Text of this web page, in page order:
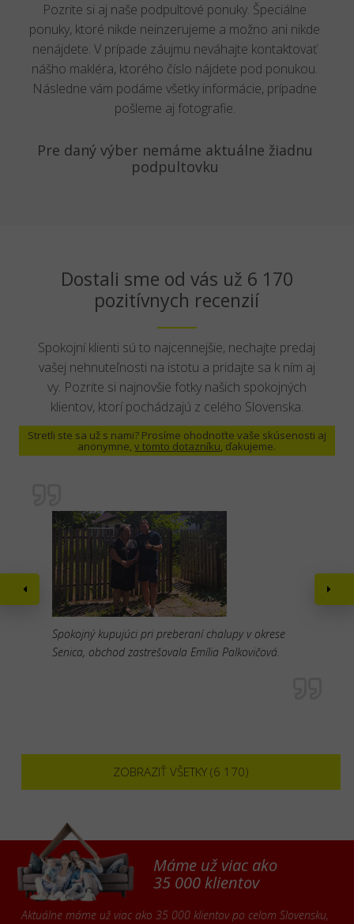
Pozrite si aj naše podpultové ponuky. Špeciálne
ponuky, ktoré nikde neinzerujeme a možno ani nikde
nenájdete. V prípade záujmu neváhajte kontaktovať
nášho makléra, ktorého číslo nájdete pod ponukou.
Následne vám podáme všetky informácie, prípadne
pošleme aj fotografie.
Pre daný výber nemáme aktuálne žiadnu
podpultovku
Dostali sme od vás už 6 170
pozitívnych recenzií
Spokojní klienti sú to najcennejšie, nechajte predaj
vašej nehnuteľnosti na istotu a pridajte sa k ním aj
vy. Pozrite si najnovšie fotky našich spokojných
klientov, ktorí pochádzajú z celého Slovenska.
Stretli ste sa už s nami? Prosíme ohodnoťte vaše skúsenosti aj
anonymne,v tomto dotazníku, ďakujeme.
Spokojný kupujúci pri preberaní chalupy v okrese
Senica, obchod zastrešovala Emília Palkovičová.
ZOBRAZIŤ VŠETKY (6 170)
Máme už viac ako
35 000 klientov
Aktuálne máme už viac ako 35 000 klientov po celom Slovensku,